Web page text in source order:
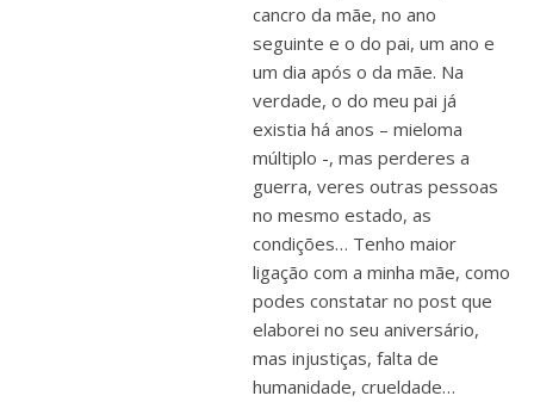
cancro da mãe, no ano
seguinte e o do pai, um ano e
um dia após o da mãe. Na
verdade, o do meu pai já
existia há anos – mieloma
múltiplo -, mas perderes a
guerra, veres outras pessoas
no mesmo estado, as
condições… Tenho maior
ligação com a minha mãe, como
podes constatar no post que
elaborei no seu aniversário,
mas injustiças, falta de
humanidade, crueldade…